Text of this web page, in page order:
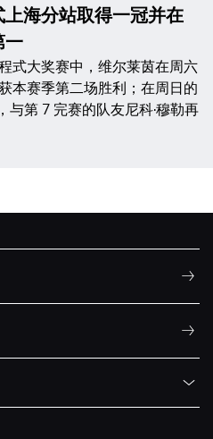
海分站取得一冠并在
一
式大奖赛中，维尔莱茵在周六
本赛季第二场胜利；在周日的
第 7 完赛的队友尼科·穆勒再